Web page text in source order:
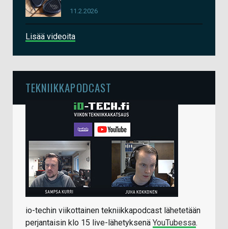
11.2.2026
Lisää videoita
TEKNIIKKAPODCAST
io-techin viikottainen tekniikkapodcast lähetetään
perjantaisin klo 15 live-lähetyksenä YouTubessa.